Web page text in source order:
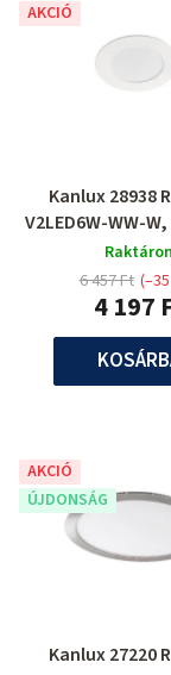
AKCIÓ
Kanlux 28938
V2LED6W-WW-
lámpa
Raktáron
4 197
6 457 Ft
AKCIÓ
ÚJDONSÁG
Kanlux 27220